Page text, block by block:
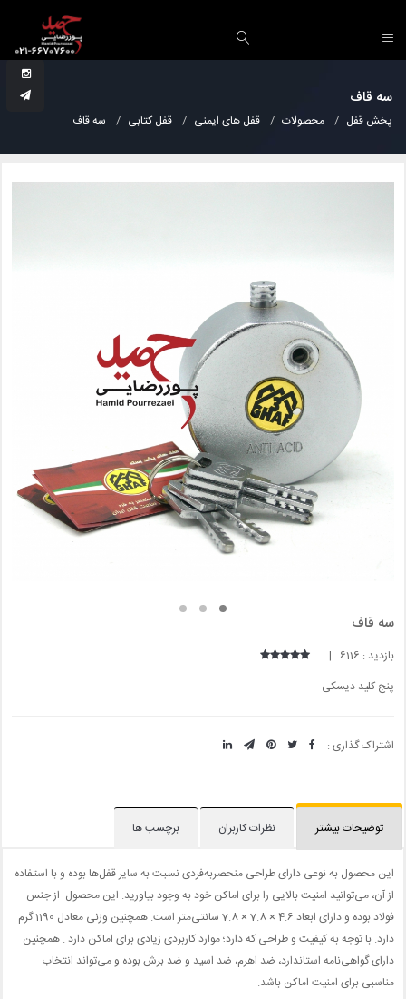
سه قاف
پخش قفل محصولات قفل های ایمنی قفل کتابی سه قاف
سه قاف
بازدید : 6116 |
پنج کلید دیسکی
اشتراک گذاری :
توضیحات بیشتر نظرات کاربران برچسب ها
این محصول به نوعی دارای طراحی منحصربه‌فردی نسبت به سایر قفل‌ها بوده و با استفاده
از آن، می‌توانید امنیت بالایی را برای اماکن خود به وجود بیاورید. این محصول از جنس
فولاد بوده و دارای ابعاد 4.6 × 7.8 × 7.8 سانتی‌متر است. همچنین وزنی معادل 1190 گرم
دارد. با توجه به کیفیت و طراحی که دارد؛ موارد کاربردی زیادی برای اماکن دارد . همچنین
دارای گواهی‌نامه استاندارد، ضد اهرم، ضد اسید و ضد برش بوده و می‌تواند انتخاب
مناسبی برای امنیت اماکن باشد.